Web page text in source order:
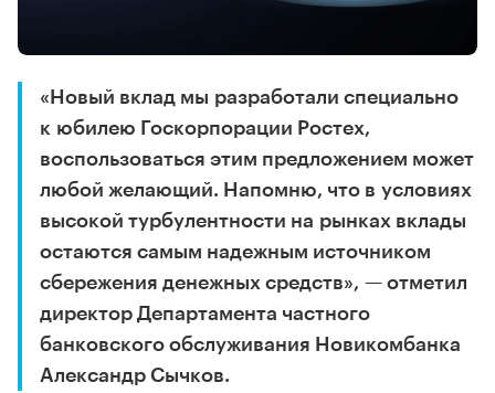
«Новый вклад мы разработали специально
к юбилею Госкорпорации Ростех,
воспользоваться этим предложением может
любой желающий. Напомню, что в условиях
высокой турбулентности на рынках вклады
остаются самым надежным источником
сбережения денежных средств», — отметил
директор Департамента частного
банковского обслуживания Новикомбанка
Александр Сычков.